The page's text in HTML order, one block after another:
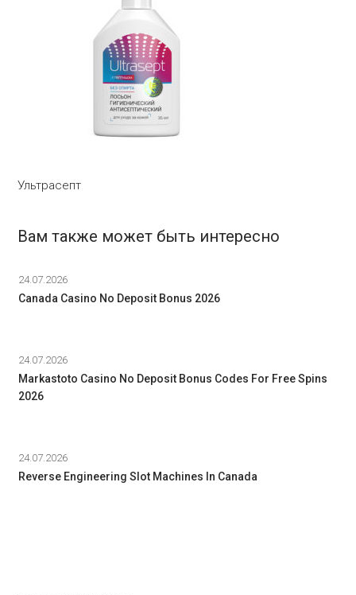
Ультрасепт
Вам также может быть интересно
24.07.2026
Canada Casino No Deposit Bonus 2026
24.07.2026
Markastoto Casino No Deposit Bonus Codes For Free Spins
2026
24.07.2026
Reverse Engineering Slot Machines In Canada